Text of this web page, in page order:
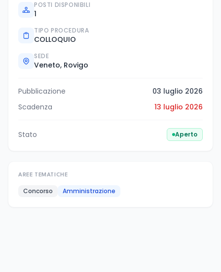
POSTI DISPONIBILI
1
TIPO PROCEDURA
COLLOQUIO
SEDE
Veneto, Rovigo
Pubblicazione
03 luglio 2026
Scadenza
13 luglio 2026
Stato Aperto
AREE TEMATICHE
Concorso Amministrazione